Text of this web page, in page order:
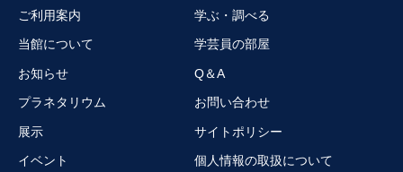
ご利用案内
当館について
お知らせ
プラネタリウム
展示
イベント
学ぶ・調べる
学芸員の部屋
Q＆A
お問い合わせ
サイトポリシー
個人情報の取扱について